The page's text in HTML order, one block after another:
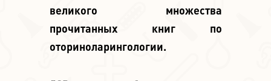
великого множества
прочитанных книг по
оториноларингологии.